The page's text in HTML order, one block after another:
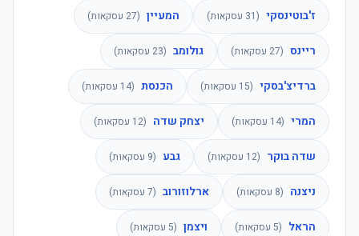
ז'בוטינסקי (
31 עסקאות) המעיין (
27 עסקאות)
ריינס (
27 עסקאות) גולומב (
23 עסקאות)
ברדיצ'בסקי (
15 עסקאות) הכנסת (
14 עסקאות)
המרי (
14 עסקאות) יצחק שדה (
12 עסקאות)
שדה בוקר (
12 עסקאות) גבע (
9 עסקאות)
ניצנה (
8 עסקאות) ארלוזורוב (
7 עסקאות)
הראל (
5 עסקאות) ויצמן (
5 עסקאות)